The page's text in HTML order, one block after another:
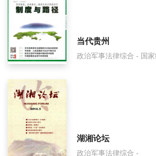
福州党校学报是国家级期刊吗？
当代贵州
政治军事法律综合 - 国家
湖湘论坛
政治军事法律综合 -